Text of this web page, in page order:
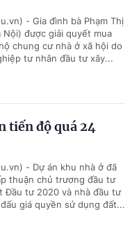
- Gia đình bà Phạm Thị
Nội) được giải quyết mua
chung cư nhà ở xã hội do
tư nhân đầu tư xây...
tiến độ quá 24
- Dự án khu nhà ở đã
thuận chủ trương đầu tư
Đầu tư 2020 và nhà đầu tư
giá quyền sử dụng đất...